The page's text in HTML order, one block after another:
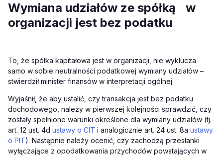
Wymiana udziałów ze spółką w
organizacji jest bez podatku
To, że spółka kapitałowa jest w organizacji, nie wyklucza
samo w sobie neutralności podatkowej wymiany udziałów –
stwierdził minister finansów w interpretacji ogólnej.
Wyjaśnił, że aby ustalić, czy transakcja jest bez podatku
dochodowego, należy w pierwszej kolejności sprawdzić, czy
zostały spełnione warunki określone dla wymiany udziałów (tj.
art. 12 ust. 4d ustawy o CIT i analogicznie art. 24 ust. 8a ustawy
o PIT). Następnie należy ocenić, czy zachodzą przesłanki
wyłączające z opodatkowania przychodów powstających w